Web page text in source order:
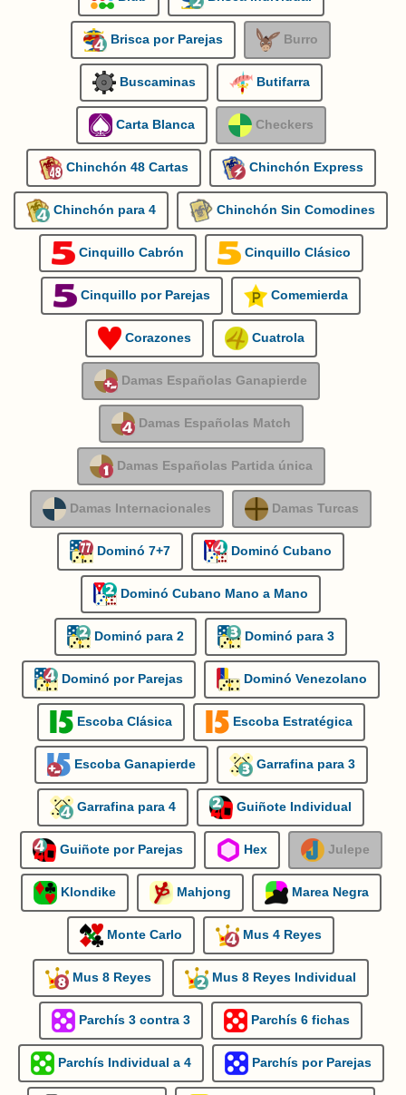
Brisca por Parejas Burro
Buscaminas Butifarra
Carta Blanca Checkers
Chinchón 48 Cartas Chinchón Express
Chinchón para 4 Chinchón Sin Comodines
Cinquillo Cabrón Cinquillo Clásico
Cinquillo por Parejas Comemierda
Corazones Cuatrola
Damas Españolas Ganapierde
Damas Españolas Match
Damas Españolas Partida única
Damas Internacionales Damas Turcas
Dominó 7+7 Dominó Cubano
Dominó Cubano Mano a Mano
Dominó para 2 Dominó para 3
Dominó por Parejas Dominó Venezolano
Escoba Clásica Escoba Estratégica
Escoba Ganapierde Garrafina para 3
Garrafina para 4 Guiñote Individual
Guiñote por Parejas Hex Julepe
Klondike Mahjong Marea Negra
Monte Carlo Mus 4 Reyes
Mus 8 Reyes Mus 8 Reyes Individual
Parchís 3 contra 3 Parchís 6 fichas
Parchís Individual a 4 Parchís por Parejas